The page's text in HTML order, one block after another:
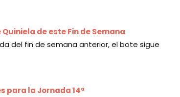
Quiniela de este Fin de Semana
del fin de semana anterior, el bote sigue
para la Jornada 14ª